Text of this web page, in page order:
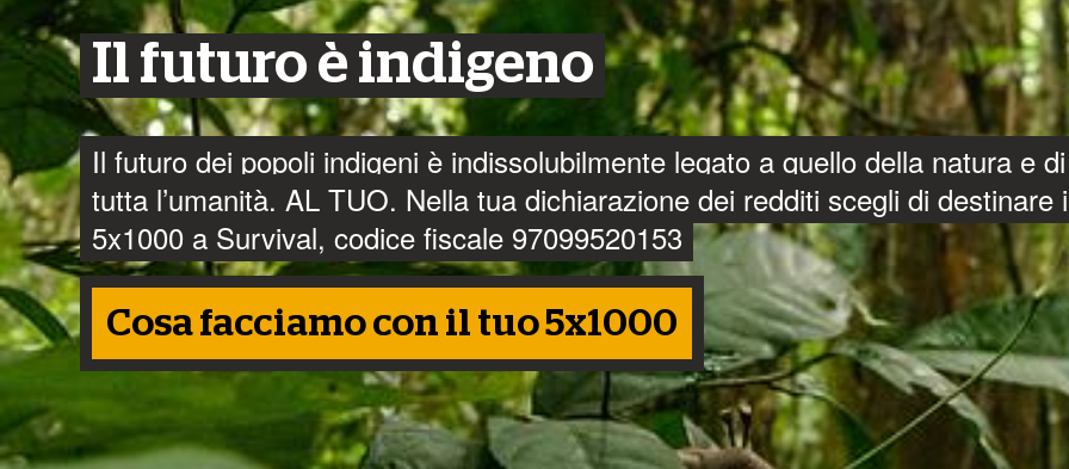
Il futuro è indigeno
Il futuro dei popoli indigeni è indissolubilmente legato a quello della natura e di
tutta l’umanità. AL TUO. Nella tua dichiarazione dei redditi scegli di destinare
5x1000 a Survival, codice fiscale 97099520153
Cosa facciamo con il tuo 5x1000
aziende e grandi decisori possano mettere a rischio i popoli
incontattati del mondo.
Vai al sito dedicato
Il Territorio Kawahiva di Rio Pardo è stato delimitato fisicamente sul terreno,
manca solo la firma del Presidente Lula
Continua la lettura